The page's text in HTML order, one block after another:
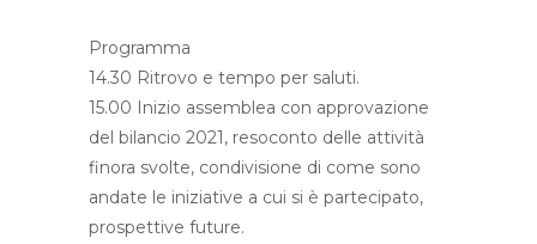
Programma
14.30 Ritrovo e tempo per saluti.
15.00 Inizio assemblea con approvazione
del bilancio 2021, resoconto delle attività
finora svolte, condivisione di come sono
andate le iniziative a cui si è partecipato,
prospettive future.